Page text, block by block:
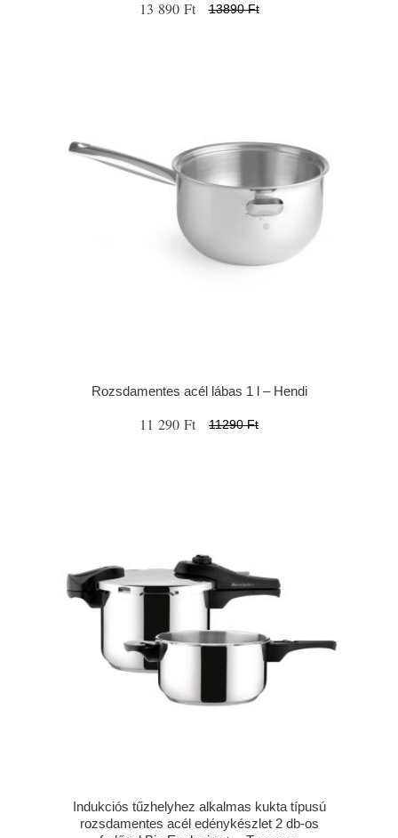
13 890 Ft 13890 Ft
Rozsdamentes acél lábas 1 l – Hendi
11 290 Ft 11290 Ft
Indukciós tűzhelyhez alkalmas kukta típusú
rozsdamentes acél edénykészlet 2 db-os